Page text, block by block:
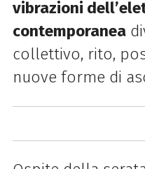
vibrazioni
contemporanea
collettivo, rito,
nuove forme di